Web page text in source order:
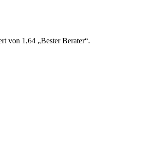
von 1,64 „Bester Berater“.